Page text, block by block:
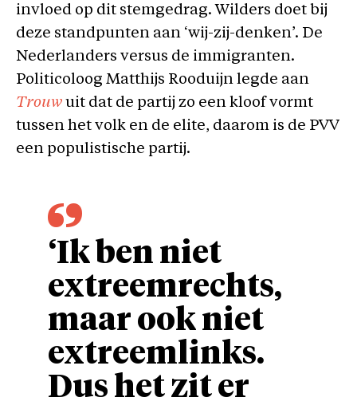
invloed op dit stemgedrag. Wilders doet bij
deze standpunten aan ‘wij-zij-denken’. De
Nederlanders versus de immigranten.
Politicoloog Matthijs Rooduijn legde aan
Trouw uit dat de partij zo een kloof vormt
tussen het volk en de elite, daarom is de PVV
een populistische partij.
‘Ik ben niet
extreemrechts,
maar ook niet
extreemlinks.
Dus het zit er